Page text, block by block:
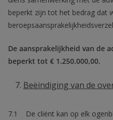
beperkt zijn tot het bedrag dat
De aansprakelijkheid van de
beperkt tot € 1.250.000,00.
Beëindiging van de
7.1 De cliënt kan op elk